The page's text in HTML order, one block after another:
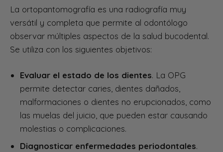
La ortopantomografía es una radiografía muy
versátil y completa que permite al odontólogo
observar múltiples aspectos de la salud bucodental.
Se utiliza con los siguientes objetivos:
Evaluar el estado de los dientes. La OPG
permite detectar caries, dientes dañados,
malformaciones o dientes no erupcionados, como
las muelas del juicio, que pueden estar causando
molestias o complicaciones.
Diagnosticar enfermedades periodontales.